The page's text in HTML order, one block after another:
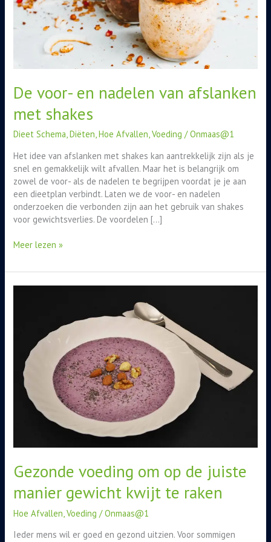
De voor- en nadelen van afslanken
met shakes
Dieet Schema,Diëten,Hoe Afvallen,Voeding /Onmaas@1
Het idee van afslanken met shakes kan aantrekkelijk zijn als je
snel en gemakkelijk wilt afvallen. Maar het is belangrijk om
zowel de voor- als de nadelen te begrijpen voordat je je aan
een dieetplan verbindt. Laten we de voor- en nadelen
onderzoeken die verbonden zijn aan het gebruik van shakes
voor gewichtsverlies. De voordelen […]
Meer lezen »
Gezonde voeding om op de juiste
manier gewicht kwijt te raken
Hoe Afvallen ,Voeding /Onmaas@1
Ieder mens wil er goed en gezond uitzien. Voor sommigen
juiste
manier
gewicht
kwijt